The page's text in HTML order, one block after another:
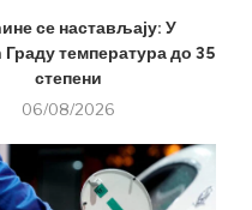
се настављају: У
температура до 35
степени
06/08/2026